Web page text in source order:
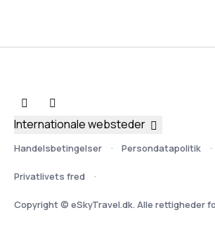
Handelsbetingelser Persondatapolitik
Privatlivets fred
Copyright © eSkyTravel.dk. Alle rettigheder
Internationale websteder